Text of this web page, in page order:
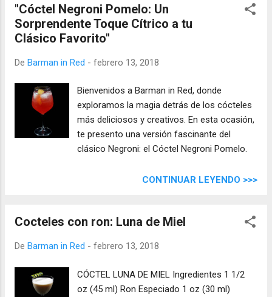
"Cóctel Negroni Pomelo: Un
Sorprendente Toque Cítrico a tu
Clásico Favorito"
De Barman in Red - febrero 13, 2018
Bienvenidos a Barman in Red, donde
exploramos la magia detrás de los cócteles
más deliciosos y creativos. En esta ocasión,
te presento una versión fascinante del
clásico Negroni: el Cóctel Negroni Pomelo.
CONTINUAR LEYENDO >>>
Cocteles con ron: Luna de Miel
De Barman in Red - febrero 13, 2018
CÓCTEL LUNA DE MIEL Ingredientes 1 1/2
oz (45 ml) Ron Especiado 1 oz (30 ml)